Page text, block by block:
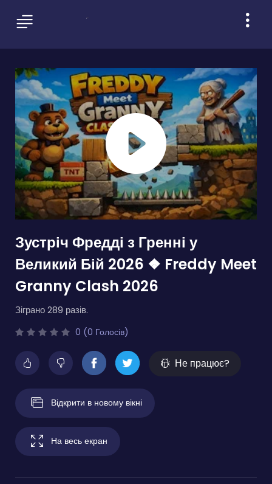
Зустріч Фредді з Гренні у
Великий Бій 2026 ❖ Freddy Meet
Granny Clash 2026
Зіграно 289 разів.
0 (0 Голосів)
Не працює?
Відкрити в новому вікні
На весь екран